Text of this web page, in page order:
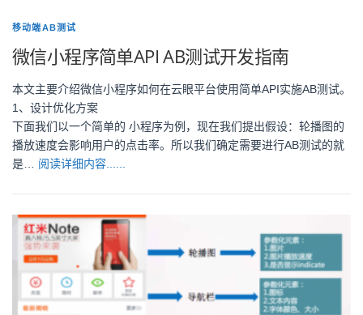
移动端AB测试
微信小程序简单API AB测试开发指南
本文主要介绍微信小程序如何在云眼平台使用简单API实施AB测试。
1、设计优化方案
下面我们以一个简单的 小程序为例，现在我们提出假设：轮播图的
播放速度会影响用户的点击率。所以我们确定需要进行AB测试的就
是… 阅读详细内容......